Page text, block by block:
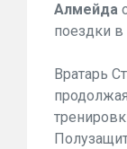
Алмейда
поездки
Вратарь